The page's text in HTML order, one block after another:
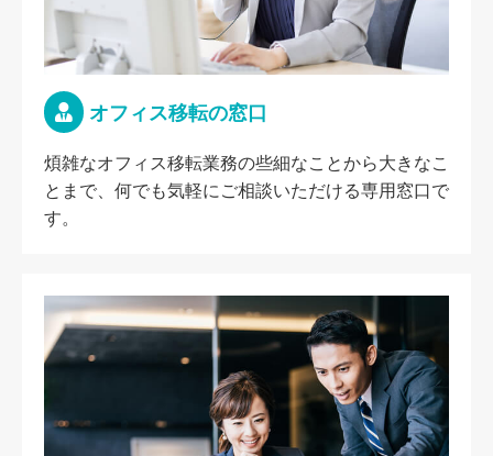
オフィス移転の窓口
煩雑なオフィス移転業務の些細なことから大きなこ
とまで、何でも気軽にご相談いただける専用窓口で
す。